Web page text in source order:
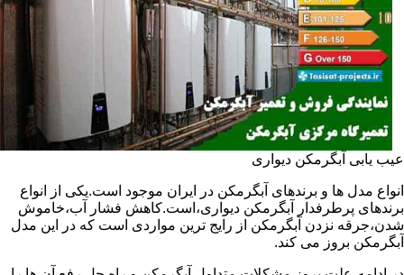
عیب یابی آبگرمکن دیواری
انواع مدل ها و برندهای آبگرمکن در ایران موجود است.یکی از انواع
برندهای پرطرفدار آبگرمکن دیواری،است.کاهش فشار آب،خاموش
شدن،جرقه نزدن آبگرمکن از رایج ترین مواردی است که در این مدل
آبگرمکن بروز می کند.